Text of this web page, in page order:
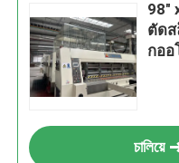
98"
ตัดส
กออ
চালিয়ে